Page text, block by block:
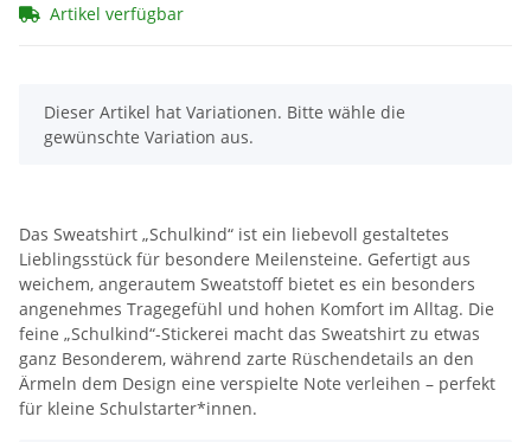
Artikel verfügbar
x
Dieser Artikel hat Variationen. Bitte wähle die
gewünschte Variation aus.
Das Sweatshirt „Schulkind“ ist ein liebevoll gestaltetes
Lieblingsstück für besondere Meilensteine. Gefertigt aus
weichem, angerautem Sweatstoff bietet es ein besonders
angenehmes Tragegefühl und hohen Komfort im Alltag. Die
feine „Schulkind“-Stickerei macht das Sweatshirt zu etwas
ganz Besonderem, während zarte Rüschendetails an den
Ärmeln dem Design eine verspielte Note verleihen – perfekt
für kleine Schulstarter*innen.